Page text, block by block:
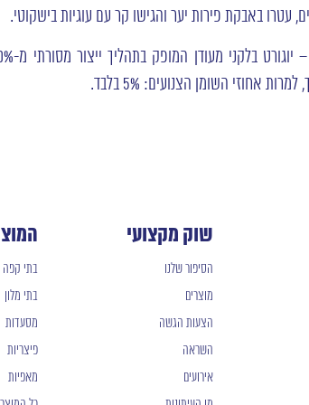
עטרו באבקת פירות יער והגישו קר עם עוגיות בישקוטי.
אחוזי השומן הצנועים: 5% בלבד.
שוק מקצועי
הסיפור שלנו
מוצרים
הצעות הגשה
השראה
אירועים
בתי קפה
בתי מלון
מסעדות
פיצריות
מאפיות